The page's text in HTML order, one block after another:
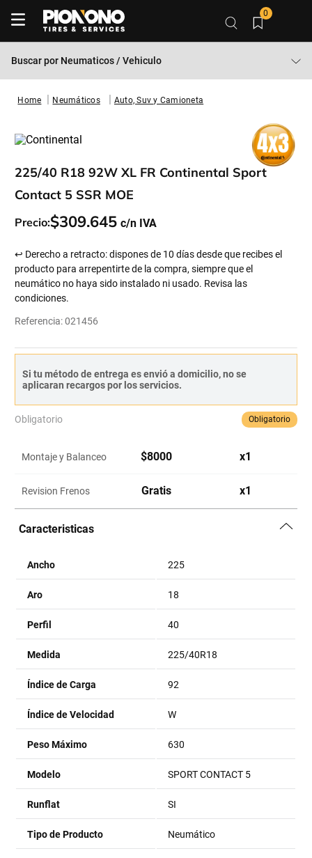
0
Buscar por Neumaticos / Vehiculo
Neumáticos Auto, Suv y Camioneta
225/40 R18 92W XL FR Continental Sport
Contact 5 SSR MOE
Precio:$309.645
↩ Derecho a retracto: dispones de 10 días desde que recibes el
producto para arrepentirte de la compra, siempre que el
neumático no haya sido instalado ni usado. Revisa las
condiciones.
Referencia:021456
Si tu método de entrega es envió a domicilio, no se
aplicaran recargos por los servicios.
Obligatorio Obligatorio
Montaje y Balanceo $8000 x1
Revision Frenos Gratis x1
Caracteristicas
Ancho 225
Aro 18
Perfil 40
Medida 225/40R18
Índice de Carga 92
Índice de Velocidad W
Peso Máximo 630
Modelo SPORT CONTACT 5
Runflat SI
Tipo de Producto Neumático